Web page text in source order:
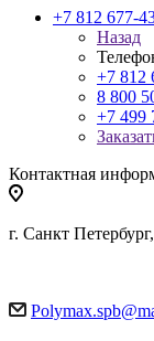
+7 812 677-
Назад
+7 812
8 800
+7 499
Контактная
г. Санкт